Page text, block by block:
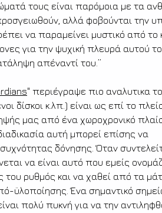
τους είναι παρόμοια με τα
αλλά φοβούνται την
να παραμείνει μυστικό από το
για την ψυχική πλευρά αυτού
απέναντί του.”
" περιέγραψε πιο αναλυτικα το
δίσκοι κ.λπ.) είναι ως επί το
μας από ένα χωροχρονικό
αυτή μπορεί επίσης να
δόνησης. Όταν
να είναι αυτό που εμείς
του ρυθμός και να χαθεί από τα
ϋλοποίησης. Ένα σημαντικό
πολύ πυκνή για να την